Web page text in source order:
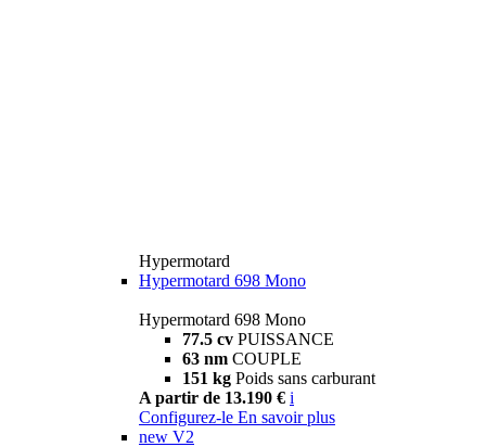
Hypermotard
Hypermotard 698 Mono
Hypermotard 698 Mono
77.5 cv PUISSANCE
63 nm COUPLE
151 kg Poids sans carburant
A partir de 13.190 € i
Configurez-le En savoir plus
new V2